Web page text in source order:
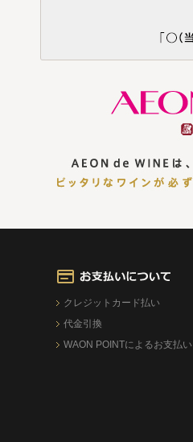
クレジットカード払い
代金引換
WAON POINTによるお支払い